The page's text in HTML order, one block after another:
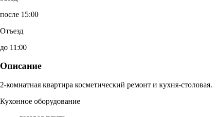
после 15:00
Отъезд
до 11:00
Описание
2-комнатная квартира косметический ремонт и кухня-столовая.
Кухонное оборудование